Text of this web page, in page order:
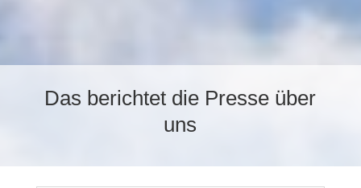
Das berichtet die Presse über
uns